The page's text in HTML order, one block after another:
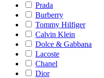
Prada
Burberry
Tommy Hilfiger
Calvin Klein
Dolce & Gabbana
Lacoste
Chanel
Dior